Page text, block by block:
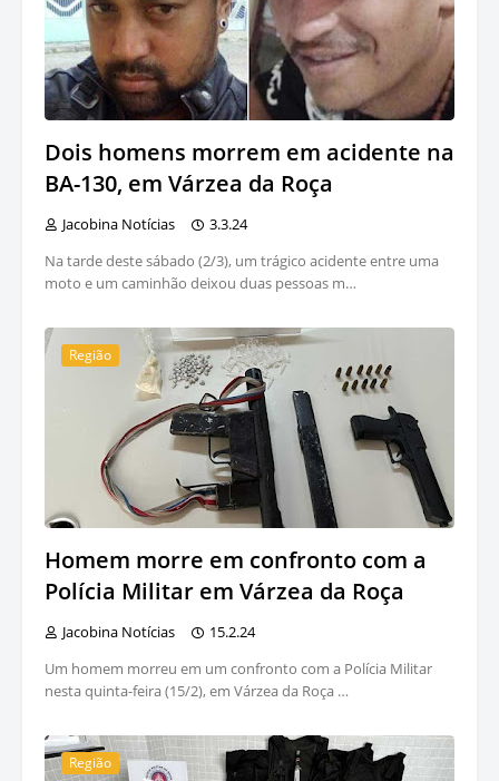
Dois homens morrem em acidente na
BA-130, em Várzea da Roça
Jacobina Notícias
3.3.24
Na tarde deste sábado (2/3), um trágico acidente entre uma
moto e um caminhão deixou duas pessoas m…
Região
Homem morre em confronto com a
Polícia Militar em Várzea da Roça
Jacobina Notícias
15.2.24
Um homem morreu em um confronto com a Polícia Militar
nesta quinta-feira (15/2), em Várzea da Roça …
Região